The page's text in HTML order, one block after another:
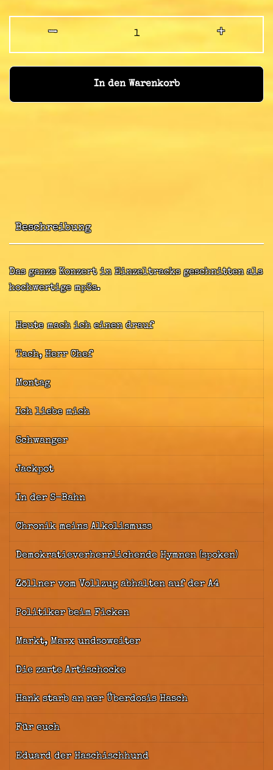
- +
In den Warenkorb
Beschreibung
Das ganze Konzert in Einzeltracks geschnitten als
hochwertige mp3s.
Heute mach ich einen drauf
Tach, Herr Chef
Montag
Ich liebe mich
Schwanger
Jackpot
In der S-Bahn
Chronik meins Alkolismuss
Demokratieverherrlichende Hymnen (spoken)
Zöllner vom Vollzug abhalten auf der A4
Politiker beim Ficken
Markt, Marx undsoweiter
Die zarte Artischocke
Hank starb an ner Überdosis Hasch
Für euch
Eduard der Haschischhund